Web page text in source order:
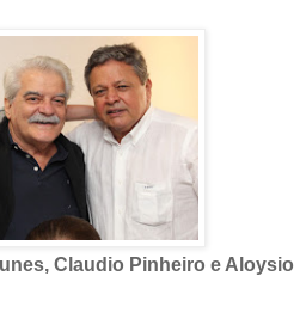
Claudio Pinheiro e Aloysio